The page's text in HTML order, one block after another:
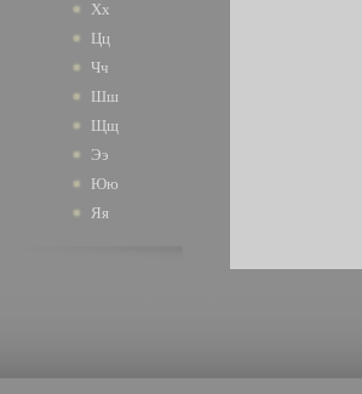
Хх
Цц
Чч
Шш
Щщ
Ээ
Юю
Яя